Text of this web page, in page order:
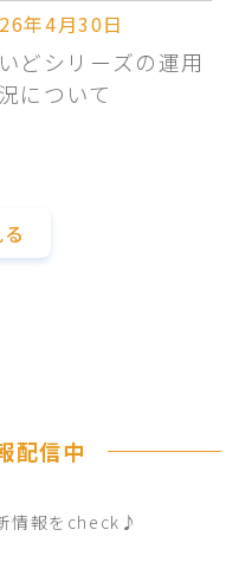
年4月30日
どシリーズの運用
について
配信中
情報をcheck♪